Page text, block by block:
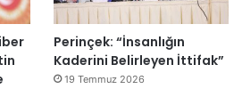
Perinçek: “İnsanlığın
Kaderini Belirleyen İttifak”
19 Temmuz 2026